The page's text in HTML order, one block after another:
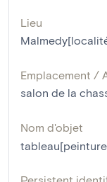
Lieu
Emplacement /
salon de la
Nom d'objet